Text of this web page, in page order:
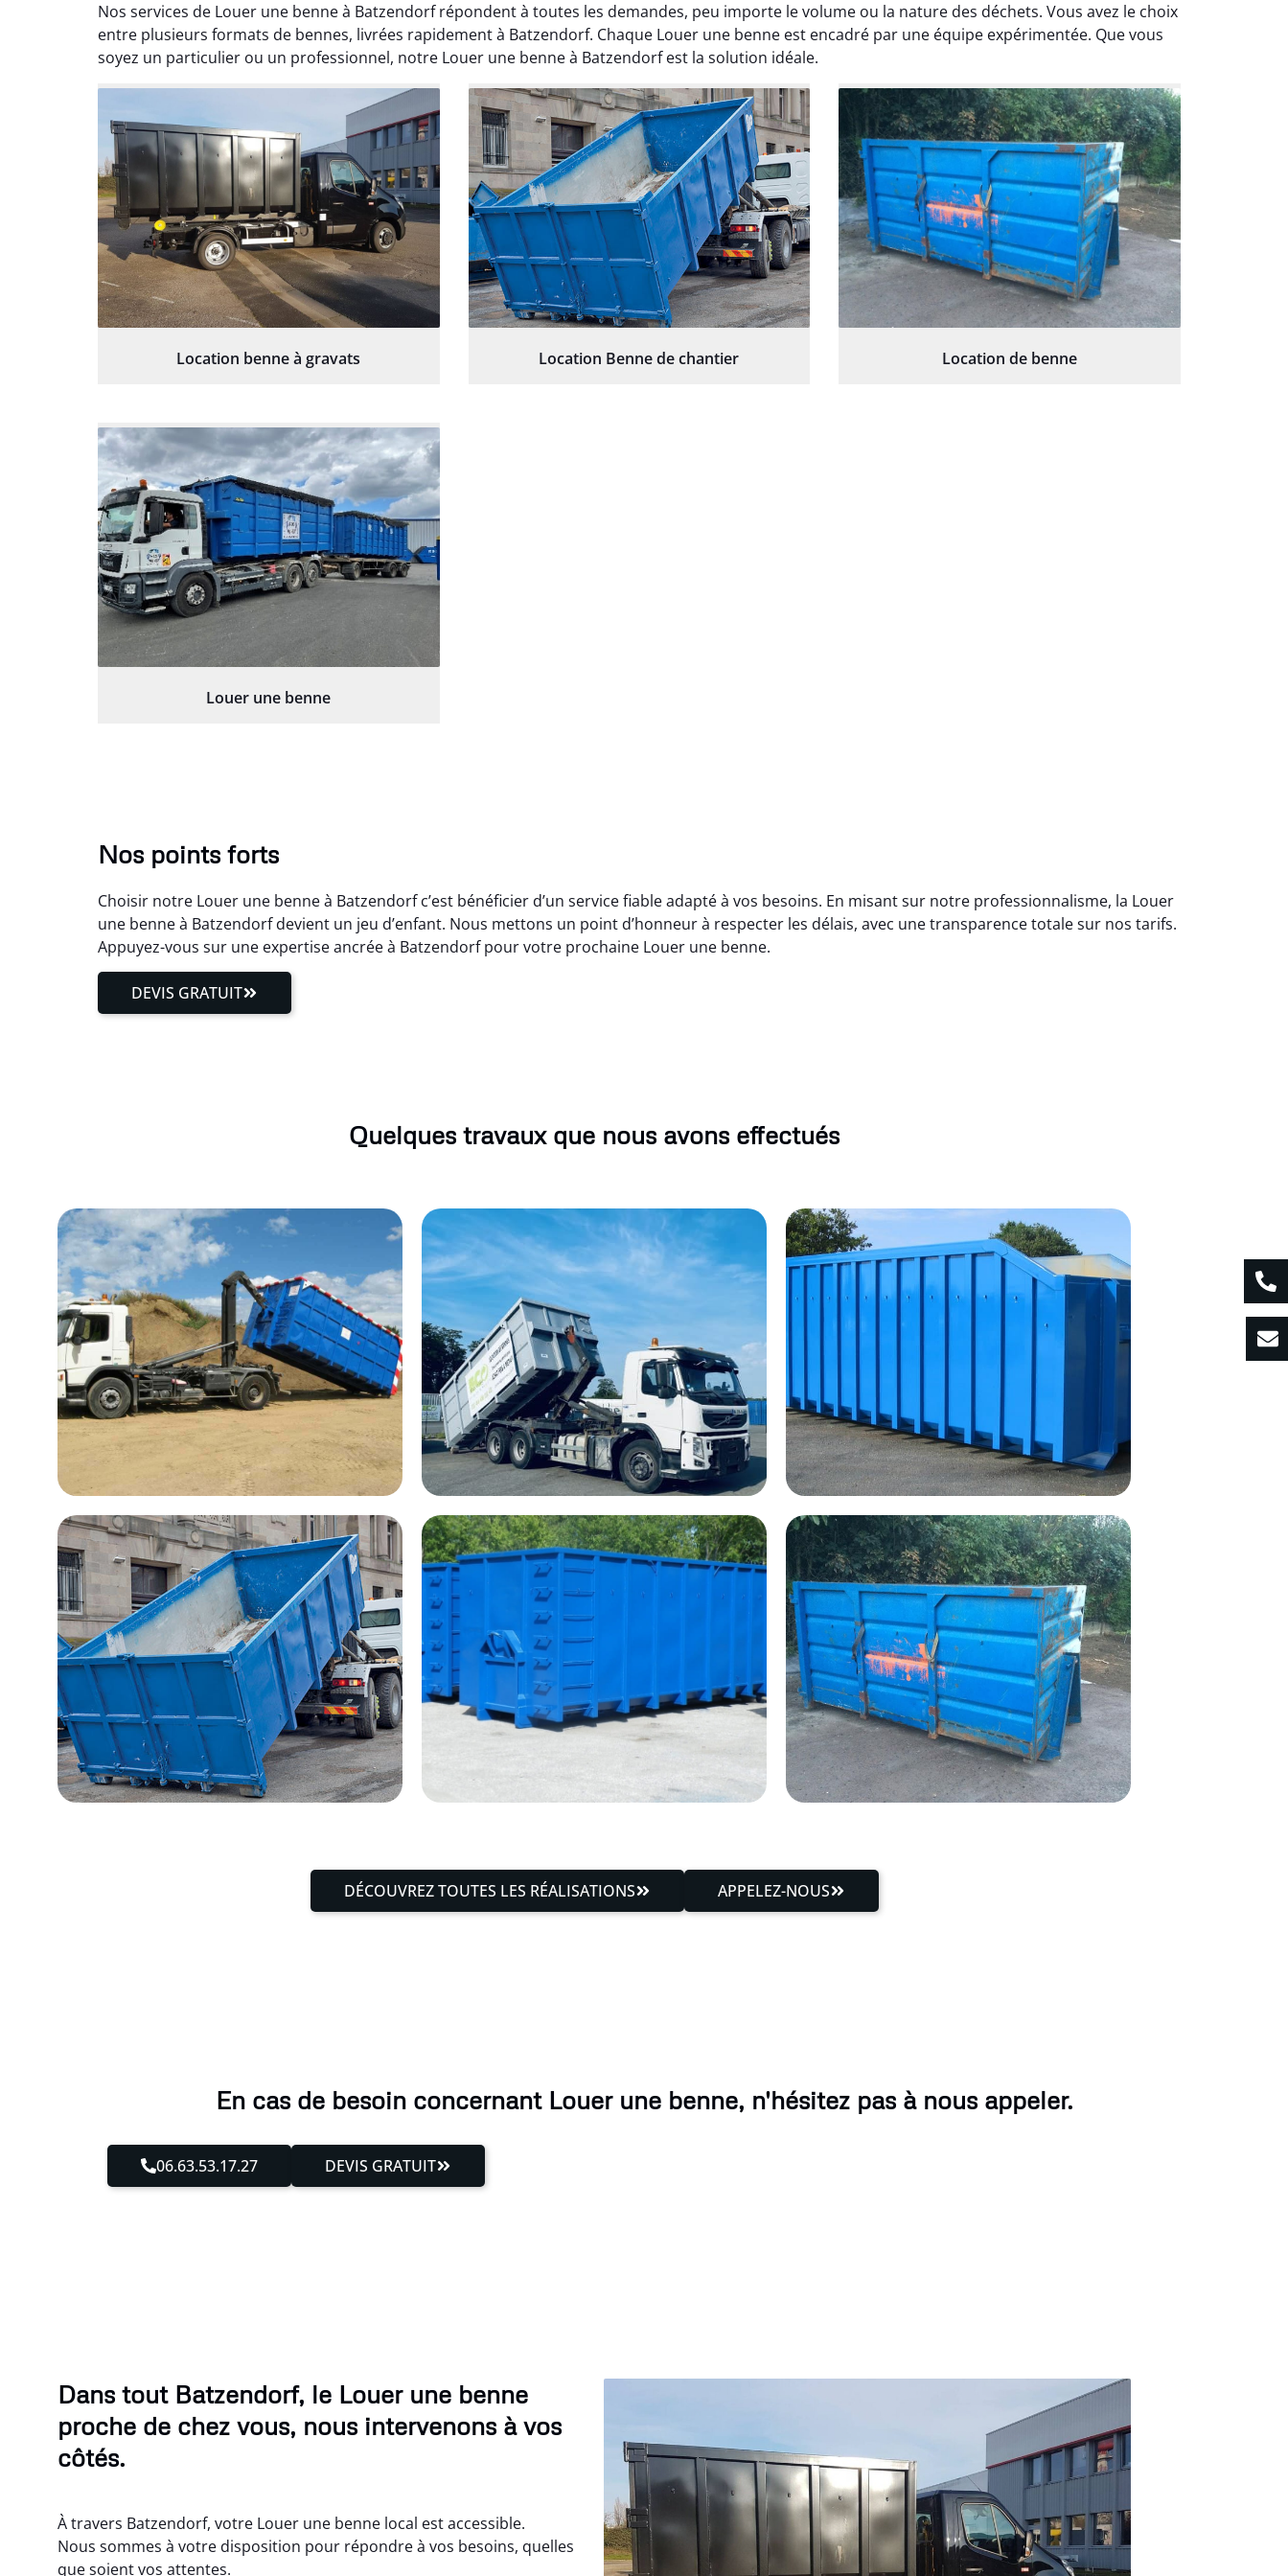
Nos services de Louer une benne à Batzendorf répondent à toutes les demandes, peu importe le volume ou la nature des déchets. Vous avez le choix
entre plusieurs formats de bennes, livrées rapidement à Batzendorf. Chaque Louer une benne est encadré par une équipe expérimentée. Que vous
soyez un particulier ou un professionnel, notre Louer une benne à Batzendorf est la solution idéale.
Location benne à gravats Location Benne de chantier Location de benne
Louer une benne
Nos points forts
Choisir notre Louer une benne à Batzendorf c’est bénéficier d’un service fiable adapté à vos besoins. En misant sur notre professionnalisme, la Louer
une benne à Batzendorf devient un jeu d’enfant. Nous mettons un point d’honneur à respecter les délais, avec une transparence totale sur nos tarifs.
Appuyez-vous sur une expertise ancrée à Batzendorf pour votre prochaine Louer une benne.
DEVIS GRATUIT
Quelques travaux que nous avons effectués
DÉCOUVREZ TOUTES LES RÉALISATIONS APPELEZ-NOUS
En cas de besoin concernant Louer une benne, n'hésitez pas à nous appeler.
06.63.53.17.27 DEVIS GRATUIT
Dans tout Batzendorf, le Louer une benne
proche de chez vous, nous intervenons à vos
côtés.
À travers Batzendorf, votre Louer une benne local est accessible.
Nous sommes à votre disposition pour répondre à vos besoins, quelles
que soient vos attentes.